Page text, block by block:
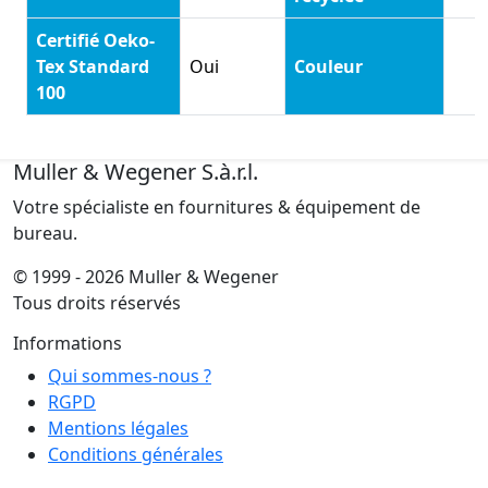
Certifié Oeko-
Tex Standard
100
Oui Couleur
Muller & Wegener S.à.r.l.
Votre spécialiste en fournitures & équipement de
bureau.
© 1999 - 2026 Muller & Wegener
Tous droits réservés
Informations
Qui sommes-nous ?
RGPD
Mentions légales
Conditions générales